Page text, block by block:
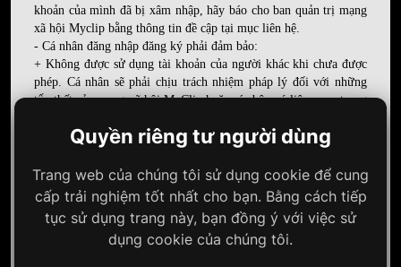
khoản của mình đã bị xâm nhập, hãy báo cho ban quản trị mạng
xã hội Myclip bằng thông tin đề cập tại mục liên hệ.
- Cá nhân đăng nhập đăng ký phải đảm bảo:
+ Không được sử dụng tài khoản của người khác khi chưa được
phép. Cá nhân sẽ phải chịu trách nhiệm pháp lý đối với những
tổn thất của mạng xã hội MyClip hoặc các bên có liên quan trong
sử dụng gây ra. Mạng xã hội MyClip sẽ không chịu trách nhiệm
khoản của người sử dụng bị sử dụng bất hợp pháp gây ra.
+ Cá nhân đồng ý không lấy và sử dụng các thông tin cá nhân
của người sử dụng khác. Bao gồm các thông tin về tài khoản
hoặc địa chỉ email (thư điện tử) từ trang web/wap/app, không lấy
(hoặc lôi kéo các thành viên khác lấy) các thông tin từ hệ thống
Quyền riêng tư người dùng
Trang web của chúng tôi sử dụng cookie để cung
cấp trải nghiệm tốt nhất cho bạn. Bằng cách tiếp
tục sử dụng trang này, bạn đồng ý với việc sử
dụng cookie của chúng tôi.